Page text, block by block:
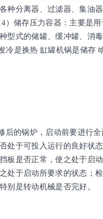
种分离器、过滤器、集油
）储存压力容器：主要是
型式的储罐、缓冲罐、消
冷是换热 缸罐机锅是储存
后的锅炉，启动前要进行
处于可投入运行的良好状
板是否正常，使之处于启
处于启动所要求的状态；
别是转动机械是否完好。